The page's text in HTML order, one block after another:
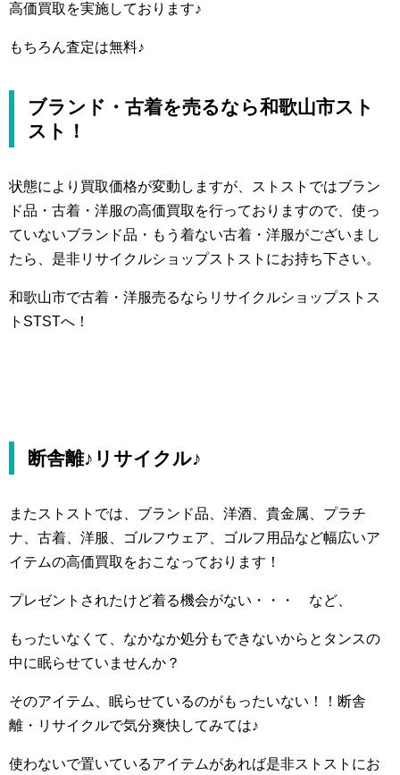
高価買取を実施しております♪
もちろん査定は無料♪
ブランド・古着を売るなら和歌山市スト
スト！
状態により買取価格が変動しますが、ストストではブラン
ド品・古着・洋服の高価買取を行っておりますので、使っ
ていないブランド品・もう着ない古着・洋服がございまし
たら、是非リサイクルショップストストにお持ち下さい。
和歌山市で古着・洋服売るならリサイクルショップストス
トSTSTへ！
断舎離♪リサイクル♪
またストストでは、ブランド品、洋酒、貴金属、プラチ
ナ、古着、洋服、ゴルフウェア、ゴルフ用品など幅広いア
イテムの高価買取をおこなっております！
プレゼントされたけど着る機会がない・・・ など、
もったいなくて、なかなか処分もできないからとタンスの
中に眠らせていませんか？
そのアイテム、眠らせているのがもったいない！！断舎
離・リサイクルで気分爽快してみては♪
使わないで置いているアイテムがあれば是非ストストにお